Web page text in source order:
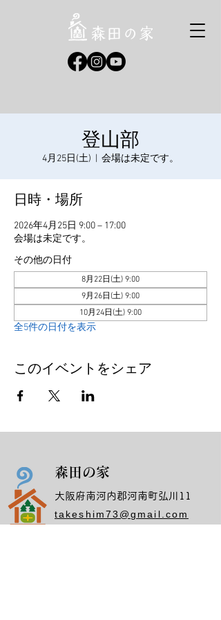
登山部
4月25日(土) 会場は未定です。
日時・場所
2026年4月25日 9:00 – 17:00
会場は未定です。
その他の日付
8月22日(土) 9:00
9月26日(土) 9:00
10月24日(土) 9:00
全5件の日付を表示
このイベントをシェア
森田の家
大阪府南河内郡河南町弘川11
takeshim73@gmail.com